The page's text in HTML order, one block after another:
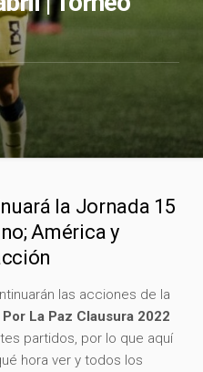
la Jornada 15
América y
las acciones de la
La Paz Clausura 2022
partidos, por lo que aquí
hora ver y todos los